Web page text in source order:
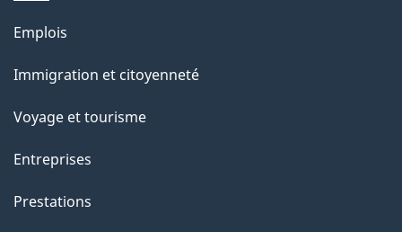
e
Thèmes
sujets
Emplois
Immigration et citoyenneté
Voyage et tourisme
Entreprises
Prestations